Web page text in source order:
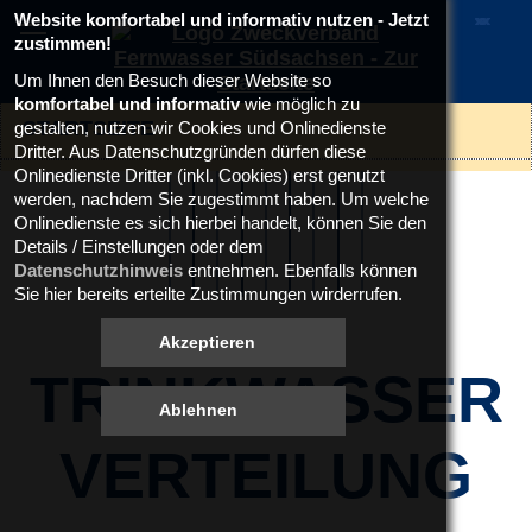
STARTSEITE
ZWECKVERBAND FERNWASSER
SÜDSACHSEN
FERNWASSERVERBUNDSYSTEM
SÜDSACHSEN
Trinkwasseraufbereitung
Trinkwassergüteüberwachung
Website komfortabel und informativ nutzen - Jetzt
zustimmen!
Um Ihnen den Besuch dieser Website so
komfortabel und informativwie möglich zu
gestalten, nutzen wir Cookies und Onlinedienste
Dritter. Aus Datenschutzgründen dürfen diese
Onlinedienste Dritter (inkl. Cookies) erst genutzt
werden, nachdem Sie zugestimmt haben. Um welche
Onlinedienste es sich hierbei handelt, können Sie den
Details / Einstellungen oder dem
Datenschutzhinweisentnehmen. Ebenfalls können
Sie hier bereits erteilte Zustimmungen wirderrufen.
TRINKWASSER
VERTEILUNG